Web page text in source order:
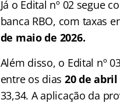
Já o Edital nº 02 segue
banca RBO, com taxas
de maio de 2026.
Além disso, o Edital nº
entre os dias 20 de abril
33,34. A aplicação da